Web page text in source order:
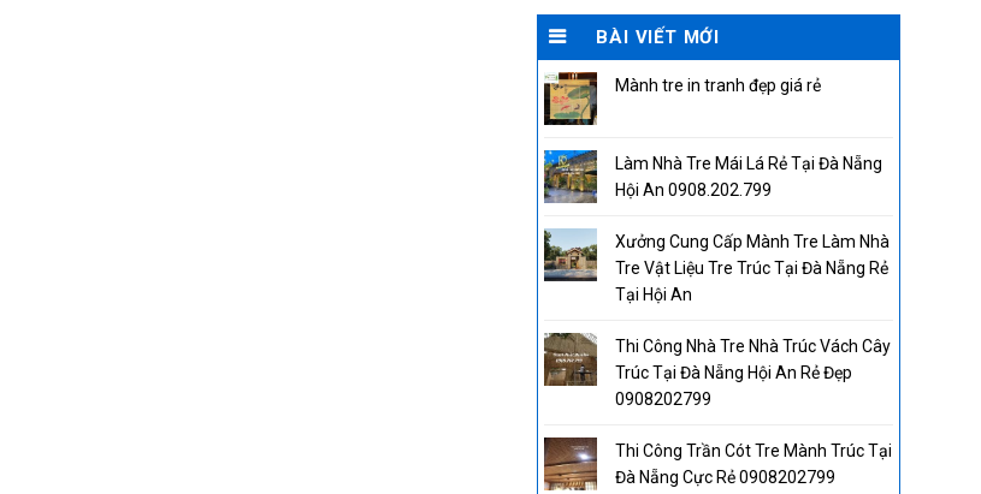
was:
is:
BÀI VIẾT MỚI
Mành tre in tranh đẹp giá rẻ
Làm Nhà Tre Mái Lá Rẻ Tại Đà Nẵng
Hội An 0908.202.799
Xưởng Cung Cấp Mành Tre Làm Nhà
Tre Vật Liệu Tre Trúc Tại Đà Nẵng Rẻ
Tại Hội An
Thi Công Nhà Tre Nhà Trúc Vách Cây
Trúc Tại Đà Nẵng Hội An Rẻ Đẹp
0908202799
Thi Công Trần Cót Tre Mành Trúc Tại
Đà Nẵng Cực Rẻ 0908202799